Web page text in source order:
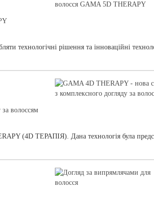
технологічні рішення та інноваційні
волоссям
(4D ТЕРАПІЯ). Дана технологія була